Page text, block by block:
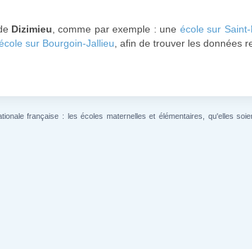
Dizimieu , comme par exemple : une école sur
sur Bourgoin-Jallieu , afin de trouver les données
française : les écoles maternelles et élémentaires, qu'elles